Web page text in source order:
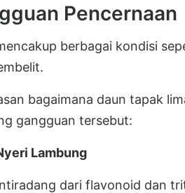
Pencernaan
berbagai kondisi
bagaimana daun tapak
gangguan tersebut:
Lambung
dari flavonoid dan